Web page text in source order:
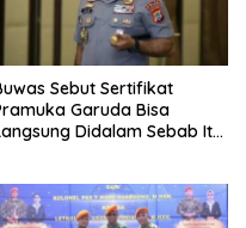
Sebut Sertifikat
Garuda Bisa
Didalam Sebab Itu